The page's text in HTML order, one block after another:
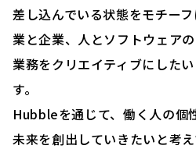
差し込んでいる状態をモチー
業と企業、人とソフトウェア
業務をクリエイティブにした
す。
Hubbleを通じて、働く人の個
未来を創出していきたいと考え